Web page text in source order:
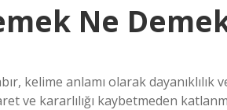
Ne
kelime anlamı olarak
ve kararlılığı kaybetmeden